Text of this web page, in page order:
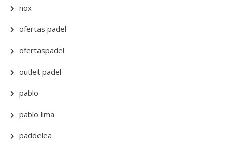
nox
ofertas padel
ofertaspadel
outlet padel
pablo
pablo lima
paddelea